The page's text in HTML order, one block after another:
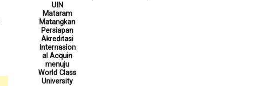
UIN
Mataram
Matangkan
Persiapan
Akreditasi
Internasion
al Acquin
menuju
World Class
University